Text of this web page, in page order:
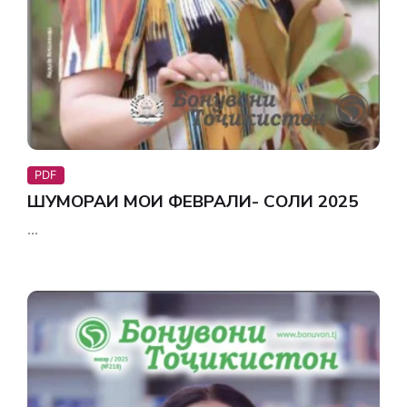
PDF
ШУМОРАИ МОҲИ ФЕВРАЛИ- СОЛИ 2025
...